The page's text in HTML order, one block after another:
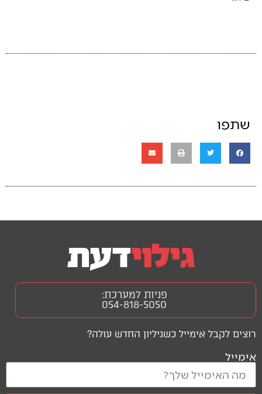
שתפו
רוצים לקבל אימייל כשגיליון החדש עולה?
אימייל
פניות למערכת:
054-818-5050